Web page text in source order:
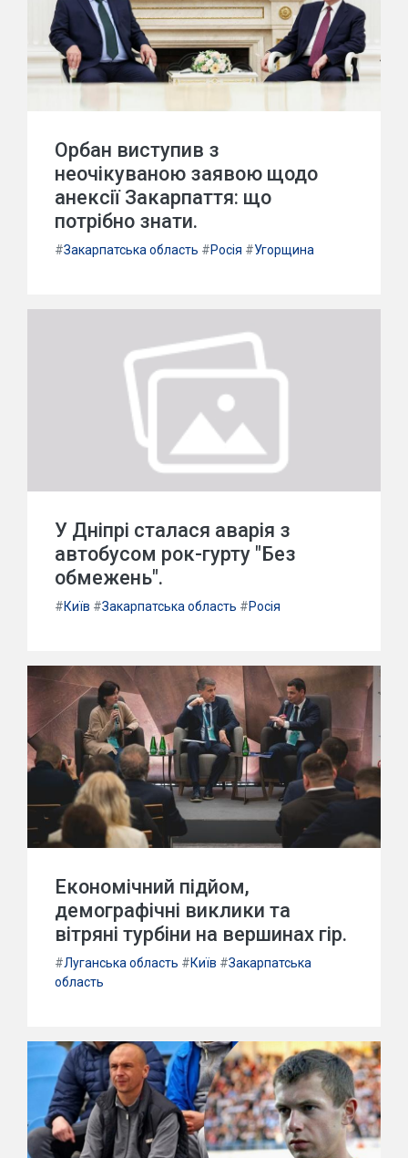
Орбан виступив з
неочікуваною заявою щодо
анексії Закарпаття: що
потрібно знати.
#Закарпатська область #Росія #Угорщина
У Дніпрі сталася аварія з
автобусом рок-гурту "Без
обмежень".
#Київ #Закарпатська область #Росія
Економічний підйом,
демографічні виклики та
вітряні турбіни на вершинах гір.
#Луганська область #Київ #Закарпатська
область